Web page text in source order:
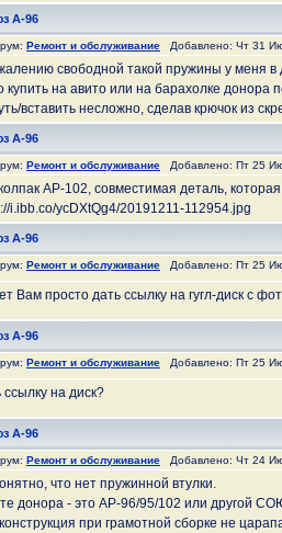
А-96
Ремонт и обслуживание Добавлено: Чт 31
свободной такой пружины у меня
купить на авито или на барахолке донора
вставить несложно, сделав крючок из
А-96
Ремонт и обслуживание Добавлено: Пт 25
АР-102, совместимая деталь,
i.ibb.co/ycDXtQg4/20191211-112954.jpg
А-96
Ремонт и обслуживание Добавлено: Пт 25
Вам просто дать ссылку на гугл-диск с
А-96
Ремонт и обслуживание Добавлено: Пт 25
ссылку на диск?
А-96
Ремонт и обслуживание Добавлено: Чт 24
что нет пружинной втулки.
донора - это АР-96/95/102 или другой
при грамотной сборке не